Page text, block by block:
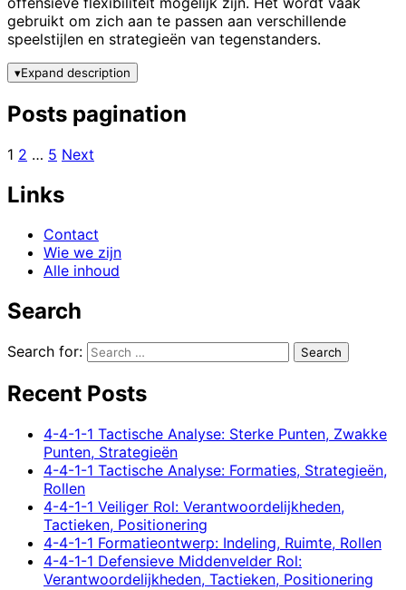
gebruikt om zich aan te passen aan verschillende
speelstijlen en strategieën van tegenstanders.
▾Expand description
Posts pagination
1 2 … 5 Next
Links
Contact
Wie we zijn
Alle inhoud
Search
Search for:
Recent Posts
4-4-1-1 Tactische Analyse: Sterke Punten, Zwakke
Punten, Strategieën
4-4-1-1 Tactische Analyse: Formaties, Strategieën,
Rollen
4-4-1-1 Veiliger Rol: Verantwoordelijkheden,
Tactieken, Positionering
4-4-1-1 Formatieontwerp: Indeling, Ruimte, Rollen
4-4-1-1 Defensieve Middenvelder Rol:
Verantwoordelijkheden, Tactieken, Positionering